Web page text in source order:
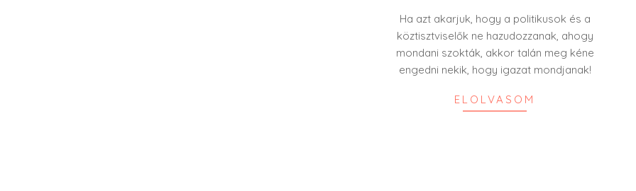
Ha azt akarjuk, hogy a politikusok és a
köztisztviselők ne hazudozzanak, ahogy
mondani szokták, akkor talán meg kéne
engedni nekik, hogy igazat mondjanak!
ELOLVASOM